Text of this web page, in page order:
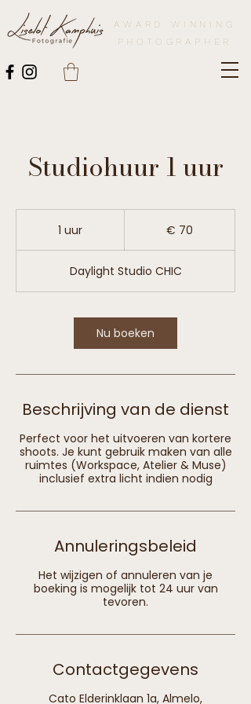
AWARD WINNING
PHOTOGRAPHER
Studiohuur 1 uur
1 uur € 70
Daylight Studio CHIC
Nu boeken
Beschrijving van de dienst
Perfect voor het uitvoeren van kortere
shoots. Je kunt gebruik maken van alle
ruimtes (Workspace, Atelier & Muse)
inclusief extra licht indien nodig
Annuleringsbeleid
Het wijzigen of annuleren van je
boeking is mogelijk tot 24 uur van
tevoren.
Contactgegevens
Cato Elderinklaan 1a, Almelo,